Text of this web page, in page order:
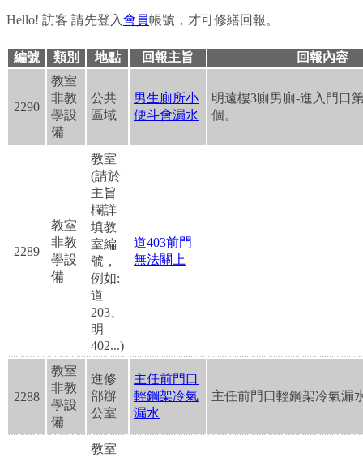
報
修
Hello! 訪客 請先登入會員帳號，才可修繕回報。
編號 類別 地點 回報主旨 回報內容
2290
教室
非教
學設
備
公共
區域
男生廁所小
便斗會漏水
明遠樓3廁男廁-進入門口
個。
2289
教室
非教
學設
備
教室
(請於
主旨
欄詳
填教
室編
號，
例如:
道
203、
明
402...)
道403前門
無法關上
2288
教室
非教
學設
備
進修
部辦
公室
主任前門口
輕鋼架冷氣
漏水
主任前門口輕鋼架冷氣漏
教室